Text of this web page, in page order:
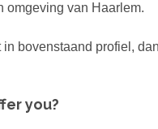
omgeving van Haarlem.
bovenstaand profiel,
you?